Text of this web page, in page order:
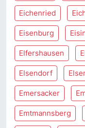
Eichenried
Eisenburg
Elfershausen
Elsendorf
Emersacker
Emtmannsberg